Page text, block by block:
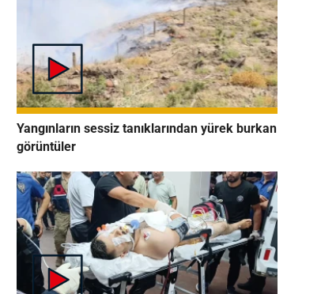
Yangınların sessiz tanıklarından yürek burkan
görüntüler